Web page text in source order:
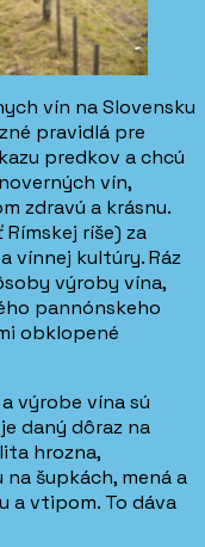
vín na Slovensku
pravidlá pre
predkov a chcú
vín,
zdravú a krásnu.
ríše) za
vínnej kultúry. Ráz
výroby vína,
pannónskeho
obklopené
výrobe vína sú
daný dôraz na
hrozna,
šupkách, mená a
a vtipom. To dáva